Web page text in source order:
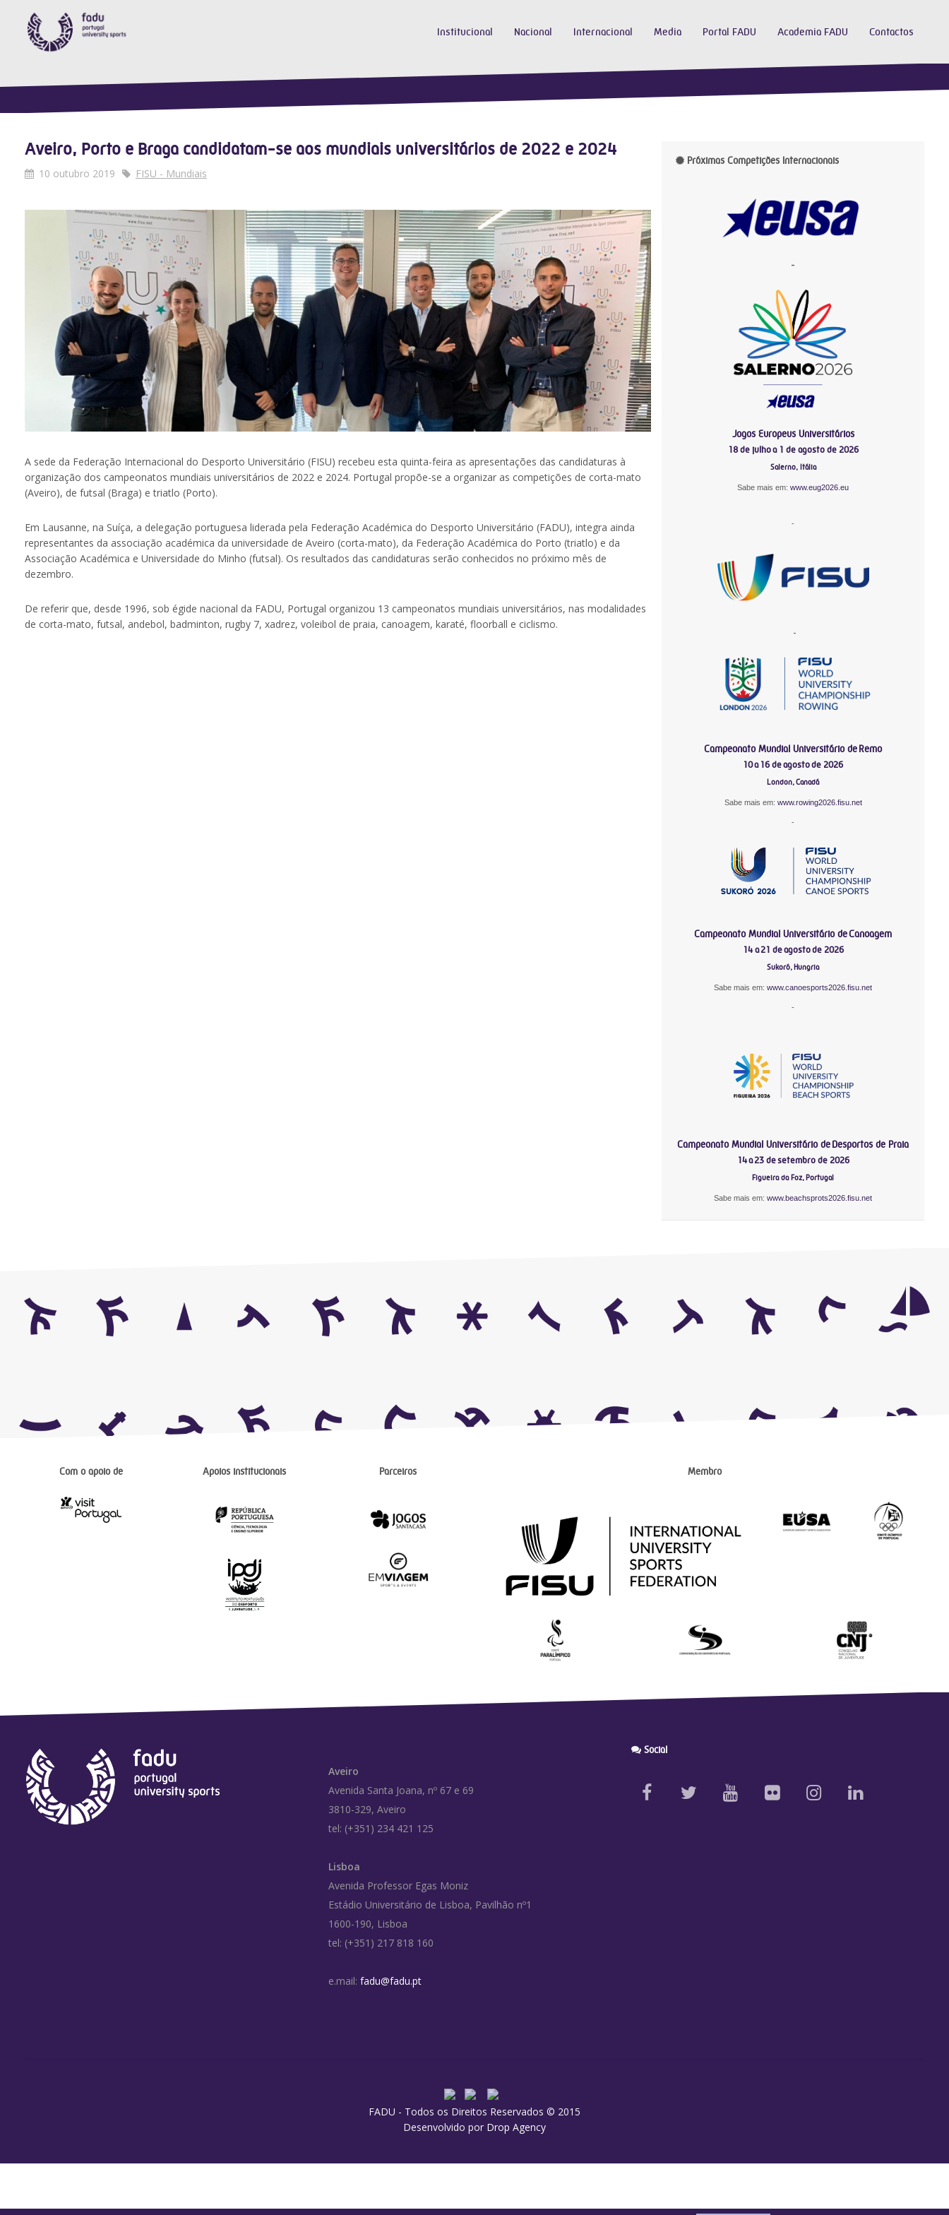
Institucional Nacional Internacional Media Portal FADU Academia FADU Contactos
Aveiro, Porto e Braga candidatam-se aos mundiais universitários de 2022 e 2024
10 outubro 2019 FISU - Mundiais
A sede da Federação Internacional do Desporto Universitário (FISU) recebeu esta quinta-feira as apresentações das candidaturas à
organização dos campeonatos mundiais universitários de 2022 e 2024. Portugal propõe-se a organizar as competições de corta-mato
(Aveiro), de futsal (Braga) e triatlo (Porto).
Em Lausanne, na Suíça, a delegação portuguesa liderada pela Federação Académica do Desporto Universitário (FADU), integra ainda
representantes da associação académica da universidade de Aveiro (corta-mato), da Federação Académica do Porto (triatlo) e da
Associação Académica e Universidade do Minho (futsal). Os resultados das candidaturas serão conhecidos no próximo mês de
dezembro.
De referir que, desde 1996, sob égide nacional da FADU, Portugal organizou 13 campeonatos mundiais universitários, nas modalidades
de corta-mato, futsal, andebol, badminton, rugby 7, xadrez, voleibol de praia, canoagem, karaté, floorball e ciclismo.
Próximas Competições Internacionais
-
Jogos Europeus Universitários
18 de julho a 1 de agosto de 2026
Salerno, Itália
Sabe mais em:www.eug2026.eu
-
-
Campeonato Mundial Universitário de Remo
10 a 16 de agosto de 2026
London, Canadá
Sabe mais em: www.rowing2026.fisu.net
-
Campeonato Mundial Universitário de Canoagem
14 a 21 de agosto de 2026
Sukoró, Hungria
Sabe mais em:www.canoesports2026.fisu.net
-
Campeonato Mundial Universitário de Desportos de Praia
14 a 23 de setembro de 2026
Figueira da Foz, Portugal
Sabe mais em:www.beachsprots2026.fisu.net
Com o apoio de Apoios institucionais Parceiros Membro
Aveiro
Avenida Santa Joana, nº 67 e 69
3810-329, Aveiro
tel: (+351) 234 421 125
Lisboa
Avenida Professor Egas Moniz
Estádio Universitário de Lisboa, Pavilhão nº1
1600-190, Lisboa
tel: (+351) 217 818 160
e.mail: fadu@fadu.pt
Social
FADU - Todos os Direitos Reservados © 2015
Desenvolvido por Drop Agency